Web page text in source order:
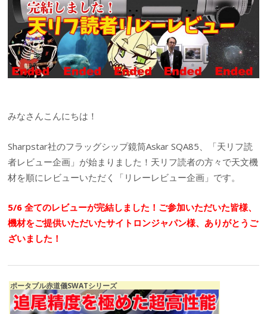
みなさんこんにちは！
Sharpstar社のフラッグシップ鏡筒Askar SQA85、「天リフ読
者レビュー企画」が始まりました！天リフ読者の方々で天文機
材を順にレビューいただく「リレーレビュー企画」です。
5/6 全てのレビューが完結しました！ご参加いただいた皆様、
機材をご提供いただいたサイトロンジャパン様、ありがとうご
ざいました！
ポータブル赤道儀SWATシリーズ